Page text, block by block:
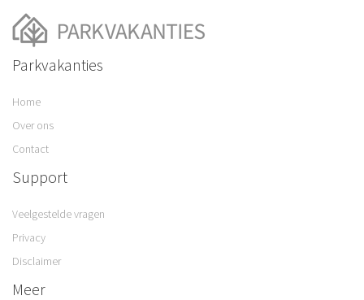
Parkvakanties
Home
Over ons
Contact
Support
Veelgestelde vragen
Privacy
Disclaimer
Meer